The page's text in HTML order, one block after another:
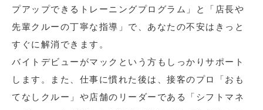
プアップできるトレーニングプログラム」と「店長や
先輩クルーの丁寧な指導」で、あなたの不安はきっと
すぐに解消できます。
バイトデビューがマックという方もしっかりサポート
します。また、仕事に慣れた後は、接客のプロ「おも
てなしクルー」や店舗のリーダーである「シフトマネ